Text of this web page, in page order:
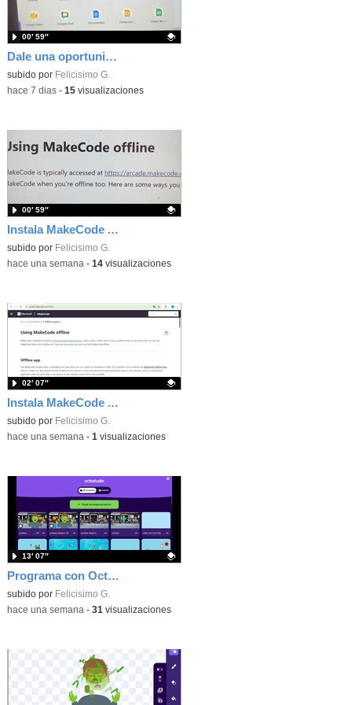
Dale una oportunidad a los Chromebooks y utiliza un proyector para realizar talleres si no tienes pantallas táctiles
Contenido educativo.
subido por Felicisimo G.
00′ 59″
-hace 7 dias- 15visualizaciones
Instala MakeCode Arcade para trabajar offline en tu tablet, ordenador, Chromebook
Contenido educativo.
subido por Felicisimo G.
00′ 59″
-hace una semana - 14visualizaciones
Instala MakeCode Arcade offline para programar grandes juegos sin necesidad de Internet
Contenido educativo.
subido por Felicisimo G.
02′ 07″
-hace una semana - 1 visualizaciones
Programa con OctoStudio, un juego de disparos contra Zombies con un cargador basado en el House of the dead
Contenido educativo.
subido por Felicisimo G.
13′ 07″
-hace una semana - 31 visualizaciones